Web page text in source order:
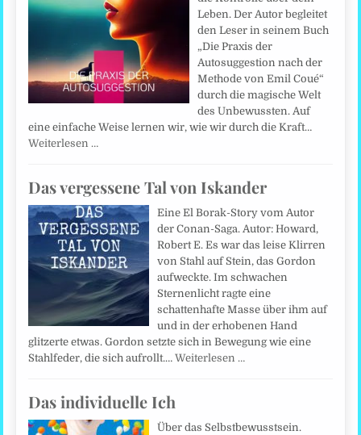
Leben. Der Autor begleitet
den Leser in seinem Buch
„Die Praxis der
Autosuggestion nach der
Methode von Emil Coué“
durch die magische Welt
des Unbewussten. Auf
eine einfache Weise lernen wir, wie wir durch die Kraft…
Weiterlesen …
Das vergessene Tal von Iskander
Eine El Borak-Story vom Autor
der Conan-Saga. Autor: Howard,
Robert E. Es war das leise Klirren
von Stahl auf Stein, das Gordon
aufweckte. Im schwachen
Sternenlicht ragte eine
schattenhafte Masse über ihm auf
und in der erhobenen Hand
glitzerte etwas. Gordon setzte sich in Bewegung wie eine
Stahlfeder, die sich aufrollt.…Weiterlesen …
Das individuelle Ich
Über das Selbstbewusstsein.